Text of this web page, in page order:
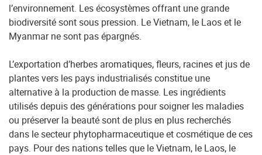
l’environnement. Les écosystèmes offrant une grande
biodiversité sont sous pression. Le Vietnam, le Laos et le
Myanmar ne sont pas épargnés.
L’exportation d’herbes aromatiques, fleurs, racines et jus de
plantes vers les pays industrialisés constitue une
alternative à la production de masse. Les ingrédients
utilisés depuis des générations pour soigner les maladies
ou préserver la beauté sont de plus en plus recherchés
dans le secteur phytopharmaceutique et cosmétique de ces
pays. Pour des nations telles que le Vietnam, le Laos, le